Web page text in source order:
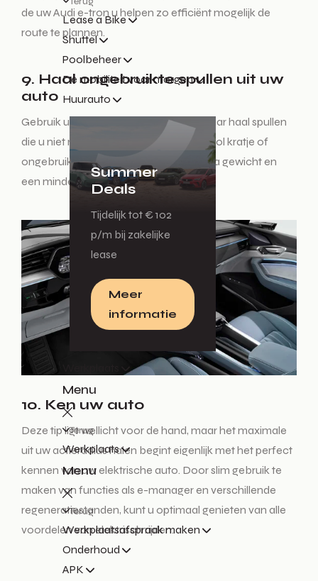
Lease a Bike
Shuttel
Poolbeheer
De mobiliteit voor morgen
Huurauto
Summer
Deals
Tijdelijk tot € 102
p/m bij zakelijke
lease
Meer
informatie
Menu
Terug
Werkplaats
Menu
Terug
Werkplaatsafspraak maken
Onderhoud
APK
de uw Audi e-tron u helpen zo efficiënt mogelijk de
route te plannen.
9. Haal ongebruikte spullen uit uw
auto
Gebruik uw auto niet als opslagplek, maar haal spullen
die u niet nodig hebt eruit. Elk onnodig vol kratje of
ongebruikt kinderstoeltje betekent extra gewicht en
een minder grote actieradius.
10. Ken uw auto
Deze tip ligt wellicht voor de hand, maar het maximale
uit uw actieradius halen begint eigenlijk met het perfect
kennen van uw elektrische auto. Door slim gebruik te
maken van functies als e-manager en verschillende
regeneratiestanden, kunt u optimaal genieten van alle
voordelen van elektrisch rijden.